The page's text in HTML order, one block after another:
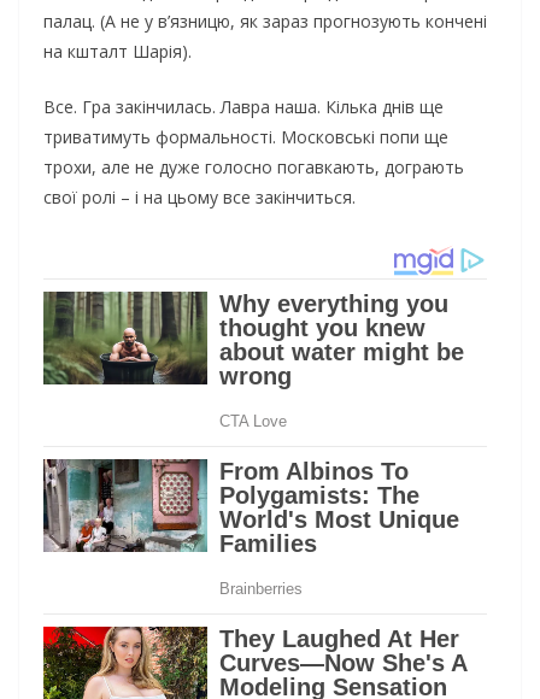
палац. (А не у в’язницю, як зараз прогнозують кончені
на кшталт Шарія).
Все. Гра закінчилась. Лавра наша. Кілька днів ще
триватимуть формальності. Московські попи ще
трохи, але не дуже голосно погавкають, дограють
свої ролі – і на цьому все закінчиться.